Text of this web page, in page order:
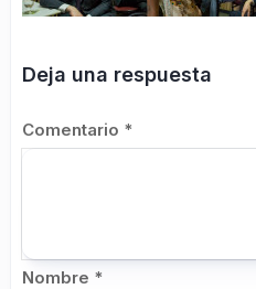
Deja una respuesta
Comentario *
Nombre *